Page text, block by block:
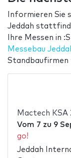
Informieren Sie
Jeddah
Ihre Messen in
Messebau
Standbaufirmen
Mactech KSA
Vom 7 zu 9
go!
Jeddah